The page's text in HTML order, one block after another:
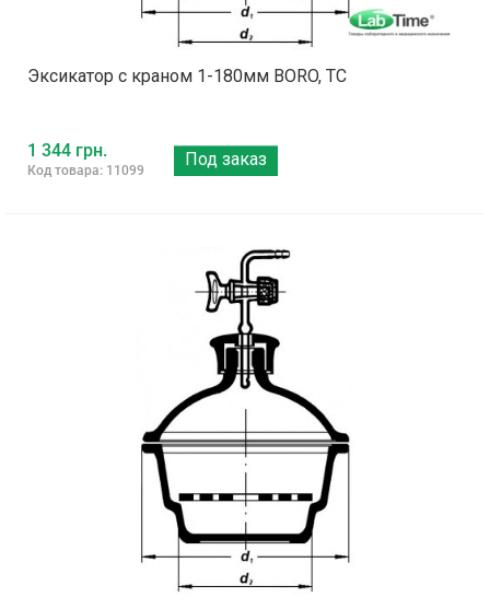
Эксикатор с краном 1-180мм BORO, ТС
1 344 грн.
Код товара: 11099
Под заказ